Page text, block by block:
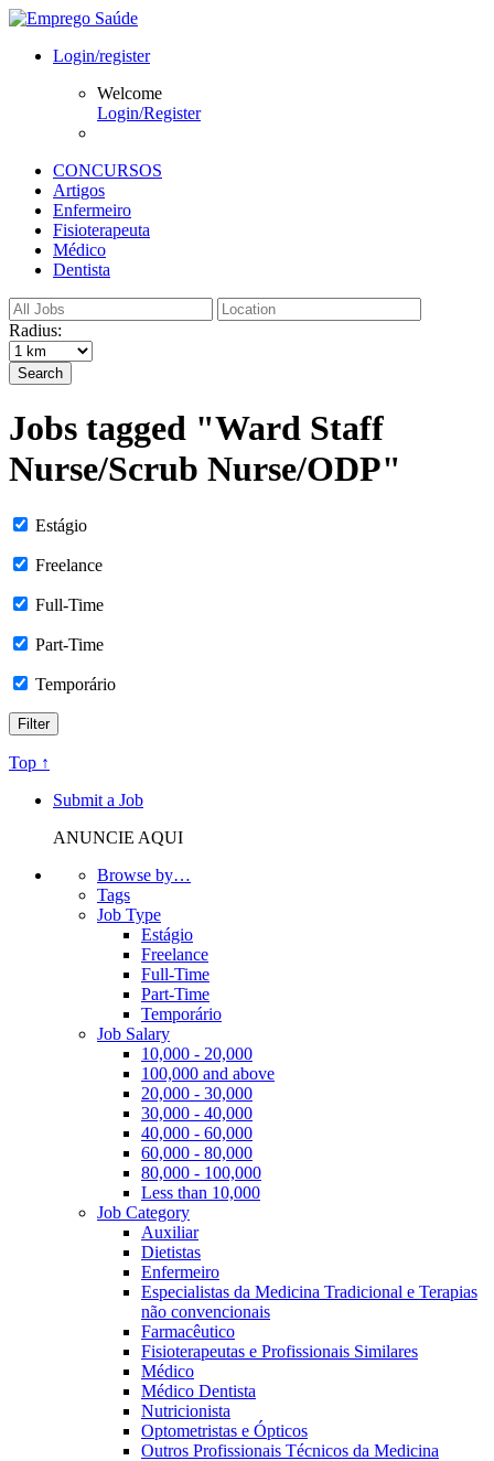
Login/register
Welcome
Login/Register
CONCURSOS
Artigos
Enfermeiro
Fisioterapeuta
Médico
Dentista
Radius:
Search
Jobs tagged "Ward Staff
Nurse/Scrub Nurse/ODP"
Estágio
Freelance
Full-Time
Part-Time
Temporário
Top ↑
Submit a Job
ANUNCIE AQUI
Browse by…
Tags
Job Type
Estágio
Freelance
Full-Time
Part-Time
Temporário
Job Salary
10,000 - 20,000
100,000 and above
20,000 - 30,000
30,000 - 40,000
40,000 - 60,000
60,000 - 80,000
80,000 - 100,000
Less than 10,000
Job Category
Auxiliar
Dietistas
Enfermeiro
Especialistas da Medicina Tradicional e Terapias
não convencionais
Farmacêutico
Fisioterapeutas e Profissionais Similares
Médico
Médico Dentista
Nutricionista
Optometristas e Ópticos
Outros Profissionais Técnicos da Medicina